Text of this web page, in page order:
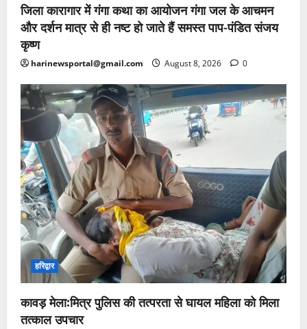
जिला कारागार में गंगा कथा का आयोजन गंगा जल के आचमन
और दर्शन मात्र से ही नष्ट हो जाते हैं समस्त पाप-पंडित संजय
कृष्ण
harinewsportal@gmail.com August 8, 2026 0
हरिद्वार
कावड़ मेला:मित्र पुलिस की तत्परता से घायल महिला को मिला
तत्काल उपचार